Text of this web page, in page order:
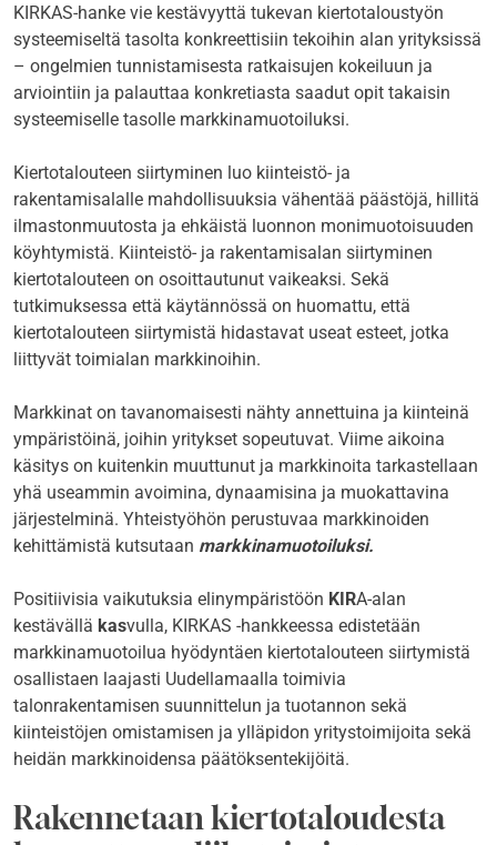
KIRKAS-hanke vie kestävyyttä tukevan kiertotaloustyön
systeemiseltä tasolta konkreettisiin tekoihin alan yrityksissä
– ongelmien tunnistamisesta ratkaisujen kokeiluun ja
arviointiin ja palauttaa konkretiasta saadut opit takaisin
systeemiselle tasolle markkinamuotoiluksi.
Kiertotalouteen siirtyminen luo kiinteistö- ja
rakentamisalalle mahdollisuuksia vähentää päästöjä, hillitä
ilmastonmuutosta ja ehkäistä luonnon monimuotoisuuden
köyhtymistä. Kiinteistö- ja rakentamisalan siirtyminen
kiertotalouteen on osoittautunut vaikeaksi. Sekä
tutkimuksessa että käytännössä on huomattu, että
kiertotalouteen siirtymistä hidastavat useat esteet, jotka
liittyvät toimialan markkinoihin.
Markkinat on tavanomaisesti nähty annettuina ja kiinteinä
ympäristöinä, joihin yritykset sopeutuvat. Viime aikoina
käsitys on kuitenkin muuttunut ja markkinoita tarkastellaan
yhä useammin avoimina, dynaamisina ja muokattavina
järjestelminä. Yhteistyöhön perustuvaa markkinoiden
kehittämistä kutsutaan markkinamuotoiluksi.
Positiivisia vaikutuksia elinympäristöön KIRA-alan
kestävällä kasvulla, KIRKAS -hankkeessa edistetään
markkinamuotoilua hyödyntäen kiertotalouteen siirtymistä
osallistaen laajasti Uudellamaalla toimivia
talonrakentamisen suunnittelun ja tuotannon sekä
kiinteistöjen omistamisen ja ylläpidon yritystoimijoita sekä
heidän markkinoidensa päätöksentekijöitä.
Rakennetaan kiertotaloudesta